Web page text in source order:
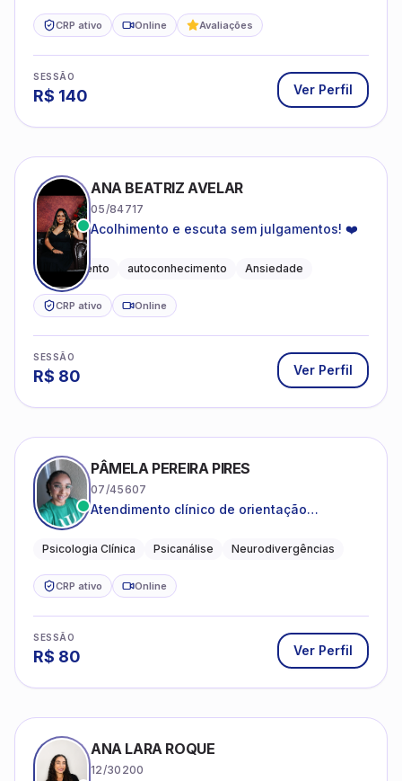
CRP ativo Online Avaliações
SESSÃO
R$ 140 Ver Perfil
ANA BEATRIZ AVELAR
05/84717
Acolhimento e escuta sem julgamentos! ❤️
Acolhimento autoconhecimento Ansiedade
CRP ativo Online
SESSÃO
R$ 80 Ver Perfil
PÂMELA PEREIRA PIRES
07/45607
Atendimento clínico de orientação
crianças neurotípicas
Psicologia Clínica Psicanálise Neurodivergências
CRP ativo Online
SESSÃO
R$ 80 Ver Perfil
ANA LARA ROQUE
12/30200